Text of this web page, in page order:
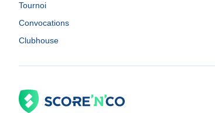
Tournoi
Convocations
Clubhouse